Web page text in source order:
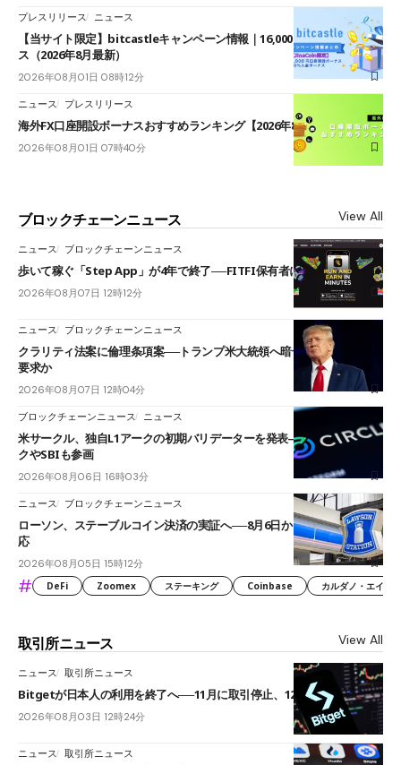
プレスリリース ニュース
【当サイト限定】bitcastleキャンペーン情報｜16,000円口座開設ボーナ
ス（2026年8月最新）
2026年08月01日 08時12分
ニュース プレスリリース
海外FX口座開設ボーナスおすすめランキング【2026年8月最新】
2026年08月01日 07時40分
ブロックチェーンニュース View All
ニュース ブロックチェーンニュース
歩いて稼ぐ「Step App」が4年で終了──FITFI保有者に対応呼びかけ
2026年08月07日 12時12分
ニュース ブロックチェーンニュース
クラリティ法案に倫理条項案──トランプ米大統領へ暗号資産事業の売却
要求か
2026年08月07日 12時04分
ブロックチェーンニュース ニュース
米サークル、独自L1アークの初期バリデーターを発表――ブラックロッ
クやSBIも参画
2026年08月06日 16時03分
ニュース ブロックチェーンニュース
ローソン、ステーブルコイン決済の実証へ──8月6日からJPYCやUSDC対
応
2026年08月05日 15時12分
# DeFi Zoomex ステーキング Coinbase カルダノ・エイ
取引所ニュース View All
ニュース 取引所ニュース
Bitgetが日本人の利用を終了へ──11月に取引停止、12月末に強制決済
2026年08月03日 12時24分
ニュース 取引所ニュース